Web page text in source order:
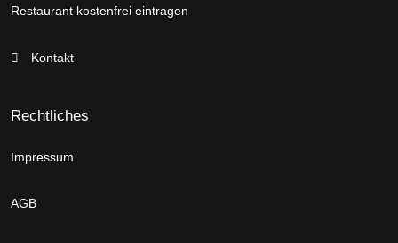
Restaurant kostenfrei eintragen
Kontakt
Rechtliches
Impressum
AGB